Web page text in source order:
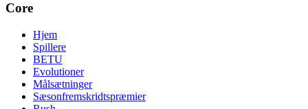
Core
Hjem
Spillere
BETU
Evolutioner
Målsætninger
Sæsonfremskridtspræmier